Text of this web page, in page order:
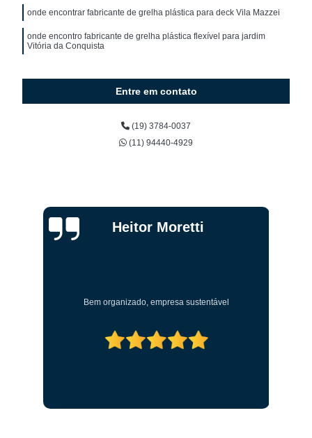
onde encontrar fabricante de grelha plástica para deck Vila Mazzei
onde encontro fabricante de grelha plástica flexível para jardim
Vitória da Conquista
Entre em contato
(19) 3784-0037
(11) 94440-4929
Heitor Moretti
Bem organizado, empresa sustentável